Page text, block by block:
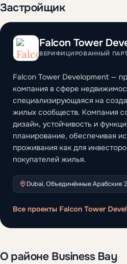
Застройщик
Falcon Tower
ВЕРИФИЦИРОВАННЫЙ
Falcon Tower Development —
компания в сфере
специализирующаяся на
жилых сообществ. Компания
дизайн, устойчивость и
планирование, обеспечивая
проживания как для
покупателей жилья.
Dubai, Объединённые Арабские
Все проекты Falcon Tower
О районе Business Bay